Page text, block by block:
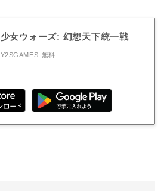
少女ウォーズ: 幻想天下統一戦
Y2SGAMES 無料